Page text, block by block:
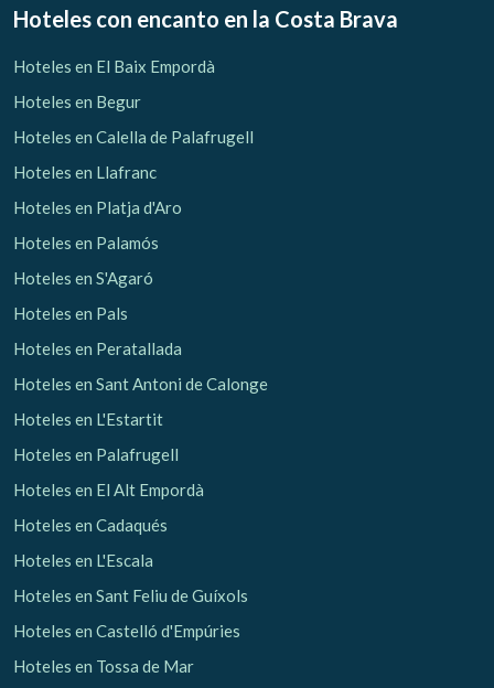
Hoteles con encanto en la Costa Brava
Hoteles en El Baix Empordà
Hoteles en Begur
Hoteles en Calella de Palafrugell
Hoteles en Llafranc
Hoteles en Platja d'Aro
Hoteles en Palamós
Hoteles en S'Agaró
Hoteles en Pals
Hoteles en Peratallada
Hoteles en Sant Antoni de Calonge
Hoteles en L'Estartit
Hoteles en Palafrugell
Hoteles en El Alt Empordà
Hoteles en Cadaqués
Hoteles en L'Escala
Hoteles en Sant Feliu de Guíxols
Hoteles en Castelló d'Empúries
Hoteles en Tossa de Mar